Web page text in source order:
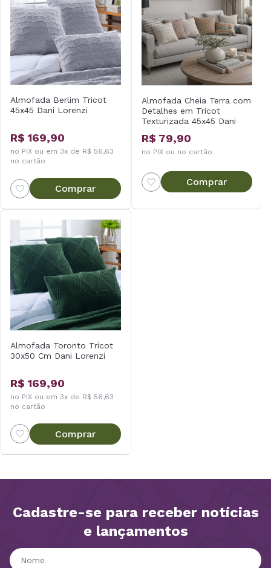
Almofada Berlim Tricot
45x45 Dani Lorenzi
R$ 169,90
no PIX ou em 3x de R$ 56,63
no cartão
Comprar
Almofada Cheia Terra com
Detalhes em Tricot
Texturizada 45x45 Dani
R$ 79,90
no PIX ou no cartão
Comprar
Almofada Toronto Tricot
30x50 Cm Dani Lorenzi
R$ 169,90
no PIX ou em 3x de R$ 56,63
no cartão
Comprar
Cadastre-se para receber notícias
e lançamentos